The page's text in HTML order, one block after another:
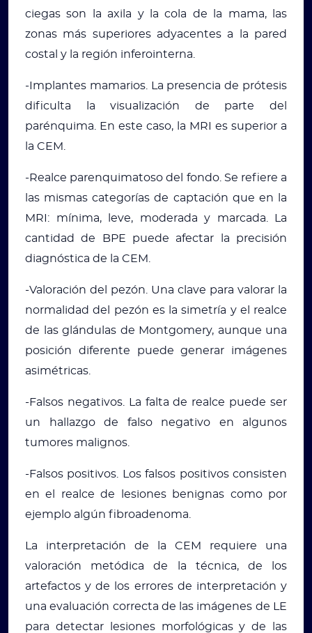
ciegas son la axila y la cola de la mama, las
zonas más superiores adyacentes a la pared
costal y la región inferointerna.
-Implantes mamarios. La presencia de prótesis
dificulta la visualización de parte del
parénquima. En este caso, la MRI es superior a
la CEM.
-Realce parenquimatoso del fondo. Se refiere a
las mismas categorías de captación que en la
MRI: mínima, leve, moderada y marcada. La
cantidad de BPE puede afectar la precisión
diagnóstica de la CEM.
-Valoración del pezón. Una clave para valorar la
normalidad del pezón es la simetría y el realce
de las glándulas de Montgomery, aunque una
posición diferente puede generar imágenes
asimétricas.
-Falsos negativos. La falta de realce puede ser
un hallazgo de falso negativo en algunos
tumores malignos.
-Falsos positivos. Los falsos positivos consisten
en el realce de lesiones benignas como por
ejemplo algún fibroadenoma.
La interpretación de la CEM requiere una
valoración metódica de la técnica, de los
artefactos y de los errores de interpretación y
una evaluación correcta de las imágenes de LE
para detectar lesiones morfológicas y de las